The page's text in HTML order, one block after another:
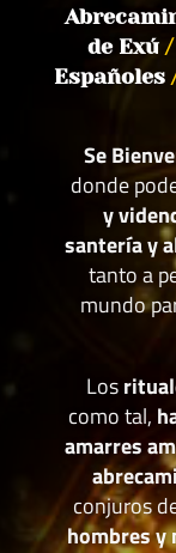
de Exú/
Españoles
Se
donde
y
santería y
tanto a
mundo
Los
como tal,
amarres
conjuros
hombres y